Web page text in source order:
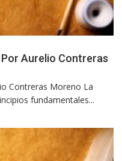
Aurelio Contreras
Contreras Moreno La
fundamentales...